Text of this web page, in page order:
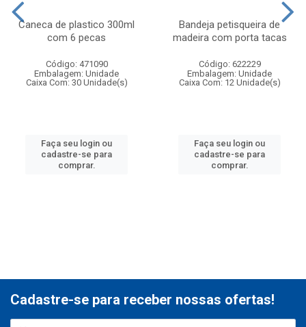
Caneca de plastico 300ml
com 6 pecas
Código: 471090
Embalagem: Unidade
Caixa Com: 30 Unidade(s)
Faça seu login ou
cadastre-se para
comprar.
Bandeja petisqueira de
madeira com porta tacas
Código: 622229
Embalagem: Unidade
Caixa Com: 12 Unidade(s)
Faça seu login ou
cadastre-se para
comprar.
Cadastre-se para receber nossas ofertas!